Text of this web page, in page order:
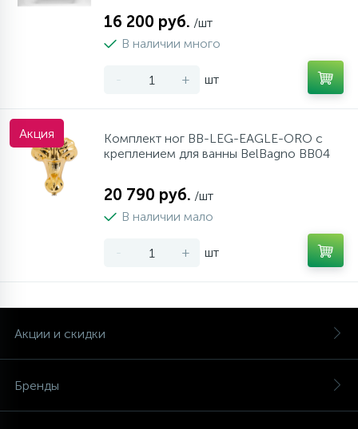
16 200 руб. /шт
В наличии много
- + шт
Акция
Комплект ног BB-LEG-EAGLE-ORO с
креплением для ванны BelBagno BB04
20 790 руб. /шт
В наличии мало
- + шт
Акции и скидки
Бренды